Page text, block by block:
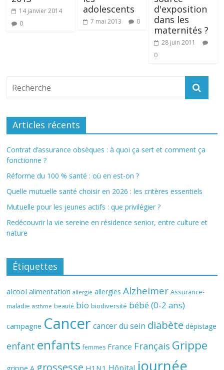
14 janvier 2014
0
adolescents
7 mai 2013 0
d'exposition
dans les
maternités ?
28 juin 2011
0
Articles récents
Contrat d’assurance obsèques : à quoi ça sert et comment ça
fonctionne ?
Réforme du 100 % santé : où en est-on ?
Quelle mutuelle santé choisir en 2026 : les critères essentiels
Mutuelle pour les jeunes actifs : que privilégier ?
Redécouvrir la vie sereine en résidence senior, entre culture et
nature
Étiquettes
alcool alimentation allergie allergies Alzheimer Assurance-
maladie asthme beauté bio biodiversité bébé (0-2 ans)
campagne Cancer cancer du sein diabète dépistage
enfant enfants femmes France Français Grippe
grossesse H1N1
journée